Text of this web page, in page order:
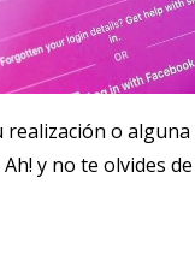
realización o
y no te olvides